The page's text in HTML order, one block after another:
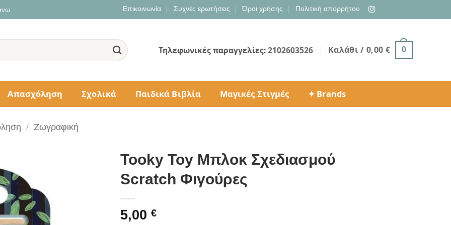
Επικοινωνία Συχνές ερωτήσεις Όροι χρήσης Πολιτική απορρήτου
Τηλεφωνικές παραγγελίες:2102603526 Καλάθι / 0,00 € 0
Απασχόληση Σχολικά Παιδικά Βιβλία Μαγικές Στιγμές ✦ Brands
/ Ζωγραφική
Tooky Toy Μπλοκ Σχεδιασμού
Scratch Φιγούρες
5,00 €